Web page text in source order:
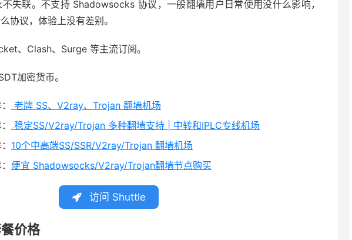
失联。不支持 Shadowsocks 协议，一般翻墙用户日常使用没什么影响，
协议，体验上没有差别。
、Clash、Surge 等主流订阅。
加密货币。
老牌 SS、V2ray、Trojan 翻墙机场
稳定SS/V2ray/Trojan 多种翻墙支持 | 中转和IPLC专线机场
10个中高端SS/SSR/V2ray/Trojan 翻墙机场
便宜 Shadowsocks/V2ray/Trojan翻墙节点购买
访问 Shuttle
价格